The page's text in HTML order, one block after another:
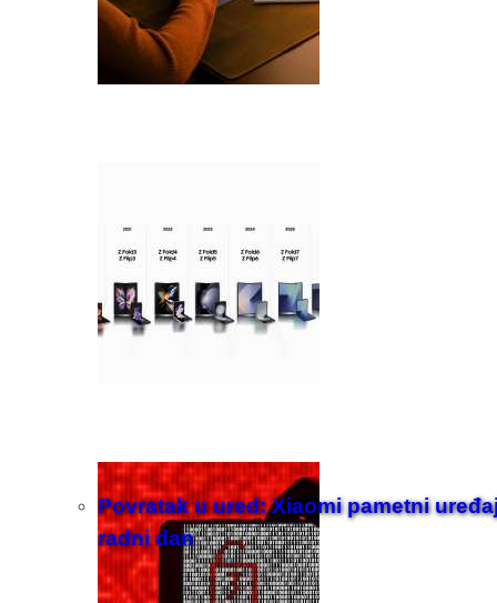
Povratak u ured: Xiaomi pametni
radni dan